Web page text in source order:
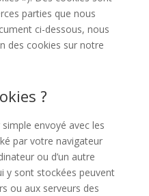
parties que nous
ci-dessous, nous
des cookies sur notre
?
envoyé avec les
par votre navigateur
ou d’un autre
y sont stockées peuvent
ou aux serveurs des